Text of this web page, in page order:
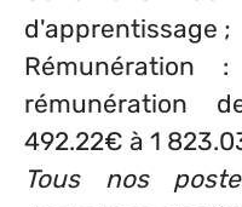
d'apprentissage ;
rémunération
492.22€ à 1
Tous nos